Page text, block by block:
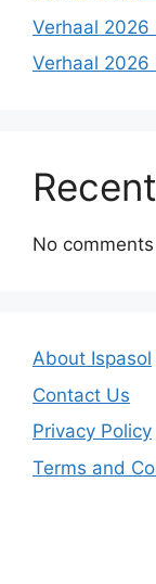
Verhaal 2026
Verhaal 2026
No
About Ispasol
Contact Us
Privacy Policy
Terms and